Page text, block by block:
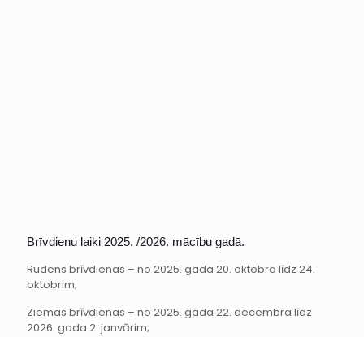
Brīvdienu laiki 2025. /2026. mācību gadā.
Rudens brīvdienas – no 2025. gada 20. oktobra līdz 24.
oktobrim;
Ziemas brīvdienas – no 2025. gada 22. decembra līdz
2026. gada 2. janvārim;